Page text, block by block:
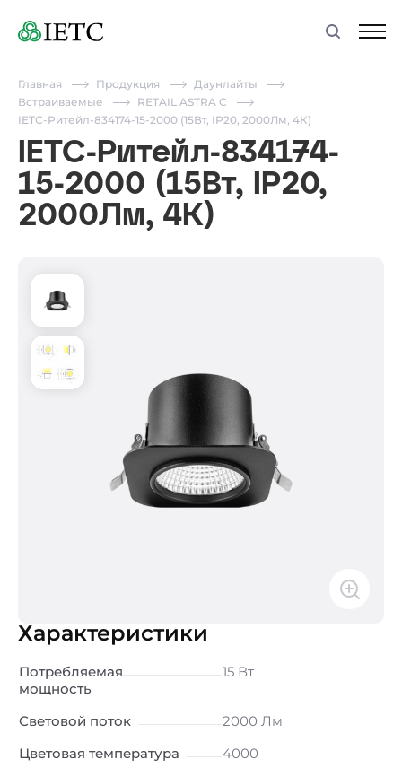
Главная Продукция
Даунлайты
Встраиваемые
RETAIL ASTRA C
IETC-Ритейл-834174-15-2000 (15Вт, IP20, 2000Лм, 4К)
IETC-Ритейл-834174-
15-2000 (15Вт, IP20,
2000Лм, 4К)
Характеристики
Потребляемая
мощность
15 Вт
Световой поток
2000 Лм
Цветовая температура
4000